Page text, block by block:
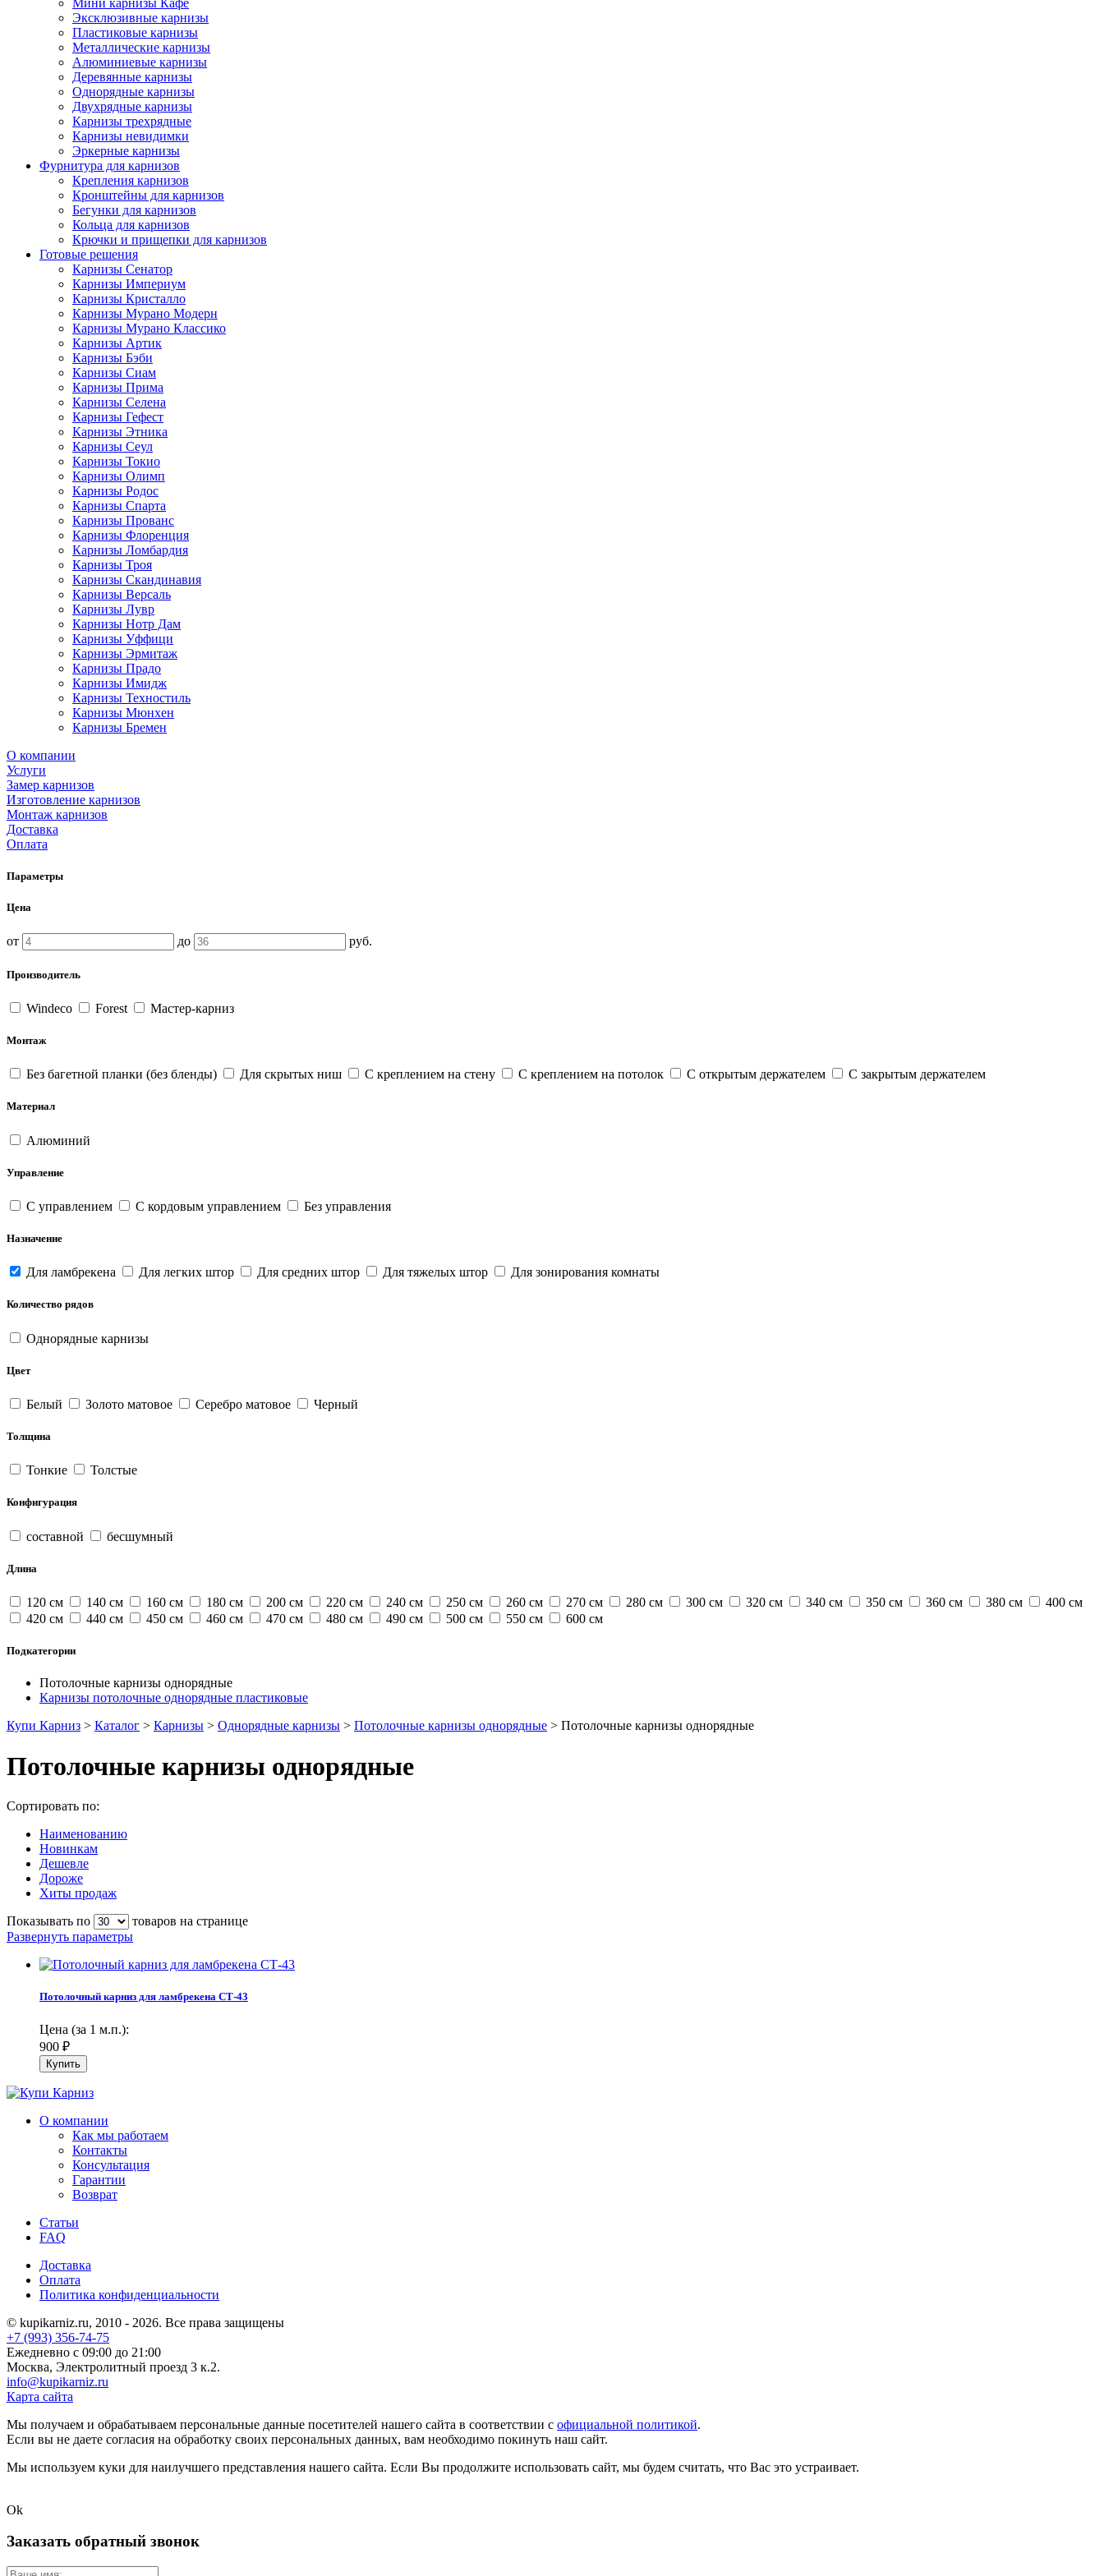
Мини карнизы Кафе
Эксклюзивные карнизы
Пластиковые карнизы
Металлические карнизы
Алюминиевые карнизы
Деревянные карнизы
Однорядные карнизы
Двухрядные карнизы
Карнизы трехрядные
Карнизы невидимки
Эркерные карнизы
Фурнитура для карнизов
Крепления карнизов
Кронштейны для карнизов
Бегунки для карнизов
Кольца для карнизов
Крючки и прищепки для карнизов
Готовые решения
Карнизы Сенатор
Карнизы Империум
Карнизы Кристалло
Карнизы Мурано Модерн
Карнизы Мурано Классико
Карнизы Артик
Карнизы Бэби
Карнизы Сиам
Карнизы Прима
Карнизы Селена
Карнизы Гефест
Карнизы Этника
Карнизы Сеул
Карнизы Токио
Карнизы Олимп
Карнизы Родос
Карнизы Спарта
Карнизы Прованс
Карнизы Флоренция
Карнизы Ломбардия
Карнизы Троя
Карнизы Скандинавия
Карнизы Версаль
Карнизы Лувр
Карнизы Нотр Дам
Карнизы Уффици
Карнизы Эрмитаж
Карнизы Прадо
Карнизы Имидж
Карнизы Техностиль
Карнизы Мюнхен
Карнизы Бремен
О компании
Услуги
Замер карнизов
Изготовление карнизов
Монтаж карнизов
Доставка
Оплата
Параметры
Цена
от до руб.
Производитель
Windeco Forest Мастер-карниз
Монтаж
Без багетной планки (без бленды) Для скрытых ниш С креплением на стену С креплением на потолок С открытым держателем С закрытым держателем
Материал
Алюминий
Управление
С управлением С кордовым управлением Без управления
Назначение
Для ламбрекена Для легких штор Для средних штор Для тяжелых штор Для зонирования комнаты
Количество рядов
Однорядные карнизы
Цвет
Белый Золото матовое Серебро матовое Черный
Толщина
Тонкие Толстые
Конфигурация
составной бесшумный
Длина
120 см 140 см 160 см 180 см 200 см 220 см 240 см 250 см 260 см 270 см 280 см 300 см 320 см 340 см 350 см 360 см 380 см
400 см
420 см
440 см 450 см 460 см 470 см 480 см 490 см 500 см 550 см 600 см
Подкатегории
Потолочные карнизы однорядные
Карнизы потолочные однорядные пластиковые
Купи Карниз > Каталог > Карнизы > Однорядные карнизы > Потолочные карнизы однорядные > Потолочные карнизы однорядные
Потолочные карнизы однорядные
Сортировать по:
Наименованию
Новинкам
Дешевле
Дороже
Хиты продаж
Показывать по
товаров на странице
Развернуть параметры
Потолочный карниз для ламбрекена СТ-43
Цена (за 1 м.п.):
900 ₽
О компании
Как мы работаем
Контакты
Консультация
Гарантии
Возврат
Статьи
FAQ
Доставка
Оплата
Политика конфиденциальности
© kupikarniz.ru, 2010 - 2026. Все права защищены
+7 (993) 356-74-75
Eжедневно с 09:00 до 21:00
Москва, Электролитный проезд 3 к.2.
info@kupikarniz.ru
Карта сайта
Мы получаем и обрабатываем персональные данные посетителей нашего сайта в соответствии с официальной политикой.
Если вы не даете согласия на обработку своих персональных данных, вам необходимо покинуть наш сайт.
Мы используем куки для наилучшего представления нашего сайта. Если Вы продолжите использовать сайт, мы будем считать, что Вас это устраивает.
Ok
Заказать обратный звонок